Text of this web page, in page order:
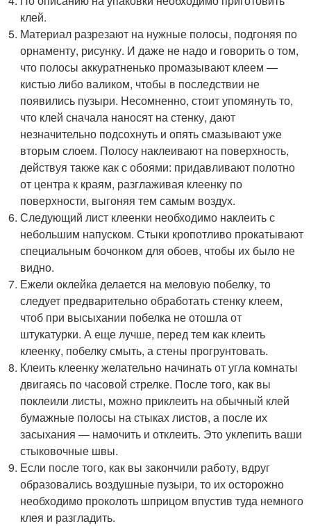
клей.
Материал разрезают на нужные полосы, подгоняя по
орнаменту, рисунку. И даже не надо и говорить о том,
что полосы аккуратненько промазывают клеем —
кистью либо валиком, чтобы в последствии не
появились пузыри. Несомненно, стоит упомянуть то,
что клей сначала наносят на стенку, дают
незначительно подсохнуть и опять смазывают уже
вторым слоем. Полосу наклеивают на поверхность,
действуя также как с обоями: придавливают полотно
от центра к краям, разглаживая клеенку по
поверхности, выгоняя тем самым воздух.
Следующий лист клеенки необходимо наклеить с
небольшим напуском. Стыки кропотливо прокатывают
специальным бочонком для обоев, чтобы их было не
видно.
Ежели оклейка делается на меловую побелку, то
следует предварительно обработать стенку клеем,
чтоб при высыхании побелка не отошла от
штукатурки. А еще лучше, перед тем как клеить
клеенку, побелку смыть, а стены прогрунтовать.
Клеить клеенку желательно начинать от угла комнаты
двигаясь по часовой стрелке. После того, как вы
поклеили листы, можно приклеить на обычный клей
бумажные полосы на стыках листов, а после их
засыхания — намочить и отклеить. Это уклепить ваши
стыковочные швы.
Если после того, как вы закончили работу, вдруг
образовались воздушные пузыри, то их осторожно
необходимо проколоть шприцом впустив туда немного
клея и разгладить.